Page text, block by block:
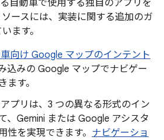
自動車で使用する独自のアプリを
ースには、実装に関する追加のガ
ます。
向け Google マップのインテント
込みの Google マップでナビゲー
ます。
プリは、3 つの異なる形式のイン
、Gemini または Google アシスタ
性を実現できます。 ナビゲーショ